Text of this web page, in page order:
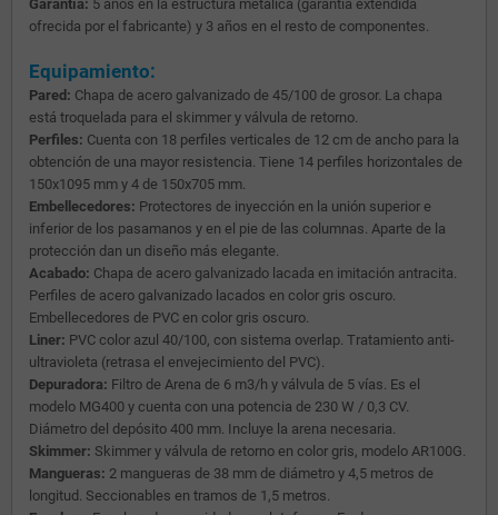
Garantía: 5 años en la estructura metálica (garantía extendida
ofrecida por el fabricante) y 3 años en el resto de componentes.
Equipamiento:
Pared: Chapa de acero galvanizado de 45/100 de grosor. La chapa
está troquelada para el skimmer y válvula de retorno.
Perfiles: Cuenta con 18 perfiles verticales de 12 cm de ancho para la
obtención de una mayor resistencia. Tiene 14 perfiles horizontales de
150x1095 mm y 4 de 150x705 mm.
Embellecedores: Protectores de inyección en la unión superior e
inferior de los pasamanos y en el pie de las columnas. Aparte de la
protección dan un diseño más elegante.
Acabado: Chapa de acero galvanizado lacada en imitación antracita.
Perfiles de acero galvanizado lacados en color gris oscuro.
Embellecedores de PVC en color gris oscuro.
Liner: PVC color azul 40/100, con sistema overlap. Tratamiento anti-
ultravioleta (retrasa el envejecimiento del PVC).
Depuradora: Filtro de Arena de 6 m3/h y válvula de 5 vías. Es el
modelo MG400 y cuenta con una potencia de 230 W / 0,3 CV.
Diámetro del depósito 400 mm. Incluye la arena necesaria.
Skimmer: Skimmer y válvula de retorno en color gris, modelo AR100G.
Mangueras: 2 mangueras de 38 mm de diámetro y 4,5 metros de
longitud. Seccionables en tramos de 1,5 metros.